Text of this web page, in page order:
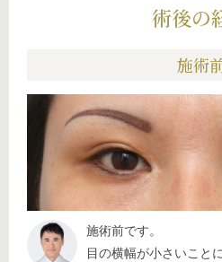
術後の
施術
施術前です。
目の横幅が小さいこと